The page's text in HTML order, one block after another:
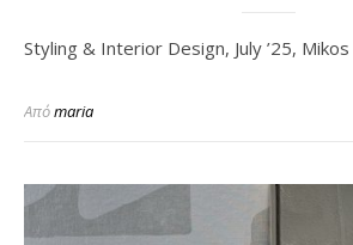
Styling & Interior Design, July ’25, Mikos
Απόmaria